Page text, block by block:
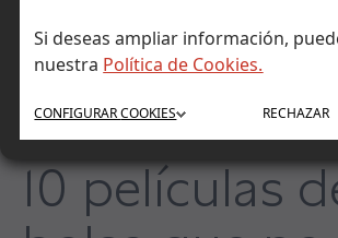
Si deseas ampliar información,
nuestra Política de Cookies.
RECHAZAR
CONFIGURARCOOKIES
10 películas